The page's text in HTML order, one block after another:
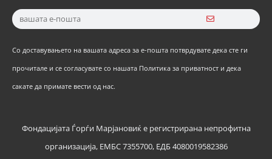
Со доставувањето на вашата адреса за е-пошта потврдувате дека сте ги
прочитале и се согласувате со нашата Политика за приватност и дека
сакате да примате вести од нас.
Фондацијата Ѓорѓи Марјановиќ е регистрирана непрофитна
организација, ЕМБС 7355700, ЕДБ 4080019582386